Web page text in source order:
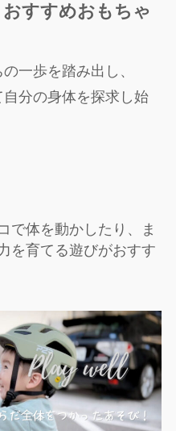
すすめおもちゃ
一歩を踏み出し、
分の身体を探求し始
で体を動かしたり、ま
を育てる遊びがおすす